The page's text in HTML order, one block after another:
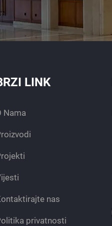
LINK
Nama
nas
privatnosti